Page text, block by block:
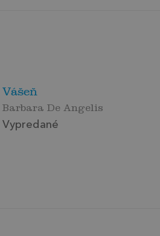
Vášeň
Barbara De Angelis
Vypredané